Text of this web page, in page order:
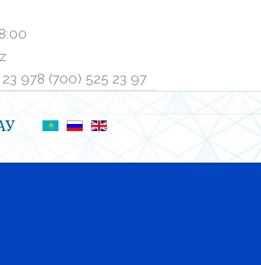
97ㅤ8 (700) 525 23 97